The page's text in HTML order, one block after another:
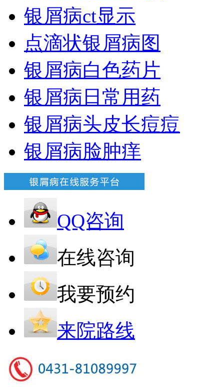
银屑病ct显示
点滴状银屑病图
银屑病白色药片
银屑病日常用药
银屑病头皮长痘痘
银屑病脸肿痒
QQ咨询
在线咨询
我要预约
来院路线